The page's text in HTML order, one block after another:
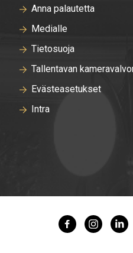
Anna palautetta
Medialle
Tietosuoja
Tallentavan
Evästeasetukset
Intra